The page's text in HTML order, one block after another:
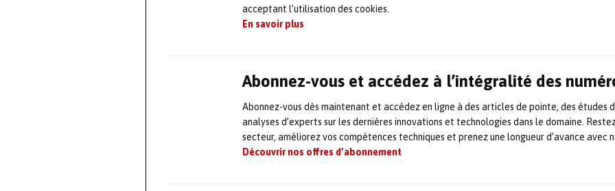
acceptant l’utilisation des cookies.
En savoir plus
Abonnez-vous et accédez à l’intégralité des
Abonnez-vous dès maintenant et accédez en ligne à des articles de pointe, des études
analyses d’experts sur les dernières innovations et technologies dans le domaine.
secteur, améliorez vos compétences techniques et prenez une longueur d’avance avec
Découvrir nos offres d’abonnement